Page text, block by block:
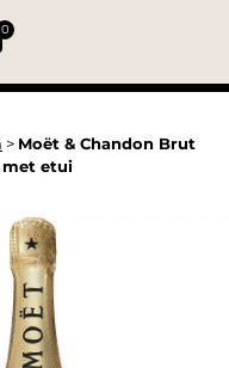
0
> Moët & Chandon Brut
met etui